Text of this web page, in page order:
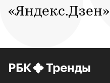
«Яндекс.Дзен»
РБК Тренды